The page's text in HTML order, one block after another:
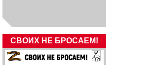
СВОИХ НЕ БРОСАЕМ!